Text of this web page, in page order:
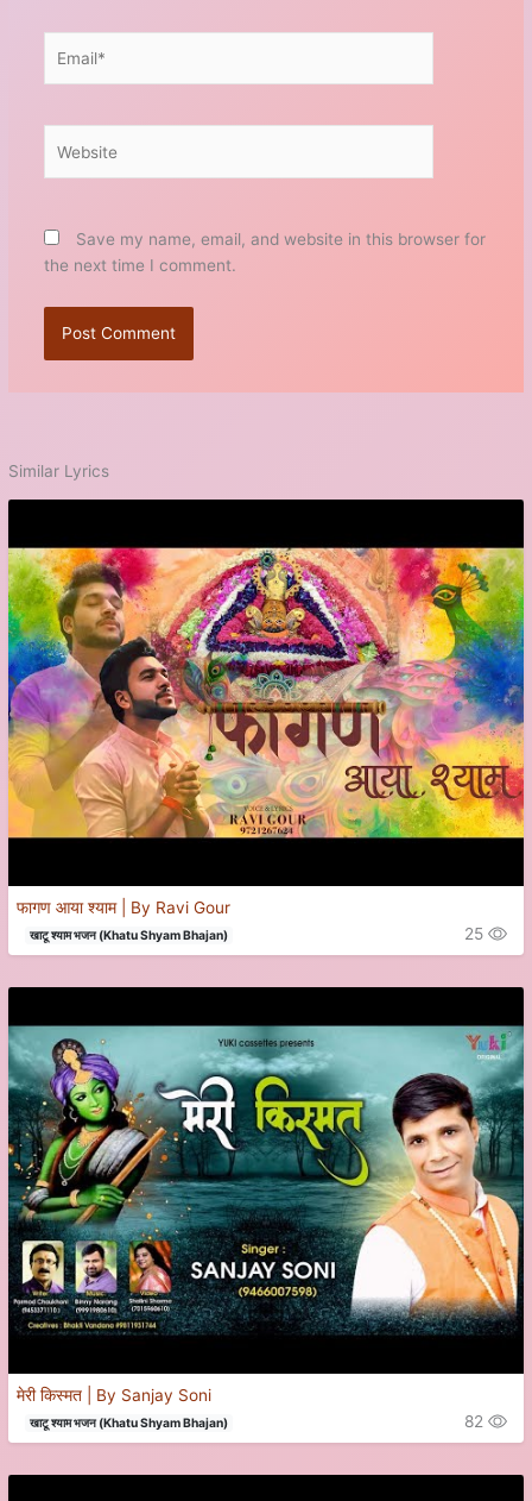
Save my name, email, and website in this browser for
the next time I comment.
Similar Lyrics
फागण आया श्याम | By Ravi Gour
खाटू श्याम भजन (Khatu Shyam Bhajan) 25
मेरी किस्मत | By Sanjay Soni
खाटू श्याम भजन (Khatu Shyam Bhajan) 82